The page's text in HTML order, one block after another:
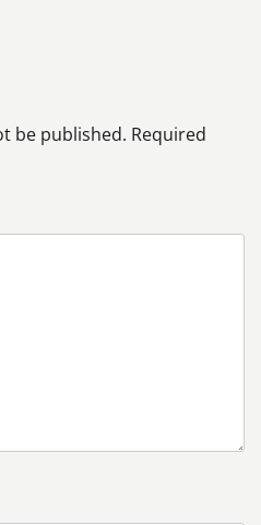
be published. Required